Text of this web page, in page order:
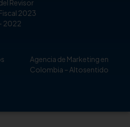
Revisor
2023
2022
Agencia de Marketing en
Colombia – Altosentido